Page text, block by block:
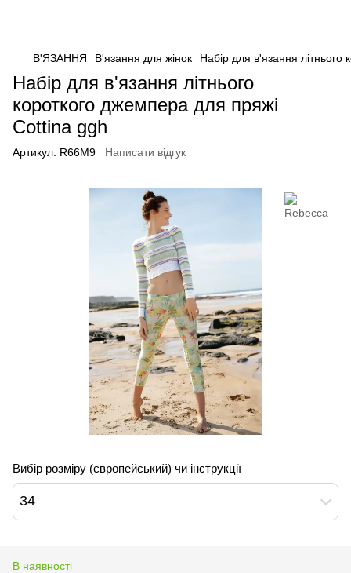
В'ЯЗАННЯ В'язання для жінок Набір для в'язання
Набір для в'язання літнього
короткого джемпера для пряжі
Cottina ggh
Артикул: R66M9 Написати відгук
Вибір розміру (європейський) чи інструкції
34
В наявності